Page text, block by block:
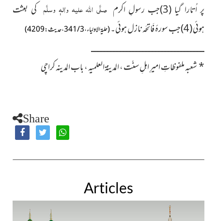
پر اُتارا گیا(3) جب رسولِ اکرم صلَّی اللہ علیہ واٰلہٖ وسلَّم کی بعثت
ہوئی(4) جب سورۂ فَاتِحَہ نازل ہوئی۔(حلیۃ الاولیاء ، 3 / 341 ، حدیث : 4209)
ــــــــــــــــــــــــــــــــــــــــــــــــــــــــــــــــــــــــــــــ
*شعبہ ملفوظاتِ امیرِ اہلِ سنّت ، المدینۃالعلمیہ ، باب المدینہ کراچی
Share
Articles